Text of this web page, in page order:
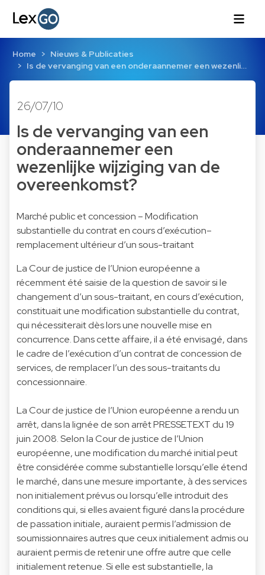
Home
Nieuws & Publicaties
Is de vervanging van een onderaannemer een wezenli…
26/07/10
Is de vervanging van een
onderaannemer een
wezenlijke wijziging van de
overeenkomst?
Marché public et concession – Modification
substantielle du contrat en cours d’exécution–
remplacement ultérieur d’un sous-traitant
La Cour de justice de l’Union européenne a
récemment été saisie de la question de savoir si le
changement d’un sous-traitant, en cours d’exécution,
constituait une modification substantielle du contrat,
qui nécessiterait dès lors une nouvelle mise en
concurrence. Dans cette affaire, il a été envisagé, dans
le cadre de l’exécution d’un contrat de concession de
services, de remplacer l’un des sous-traitants du
concessionnaire.
La Cour de justice de l’Union européenne a rendu un
arrêt, dans la lignée de son arrêt PRESSETEXT du 19
juin 2008. Selon la Cour de justice de l’Union
européenne, une modification du marché initial peut
être considérée comme substantielle lorsqu’elle étend
le marché, dans une mesure importante, à des services
non initialement prévus ou lorsqu’elle introduit des
conditions qui, si elles avaient figuré dans la procédure
de passation initiale, auraient permis l’admission de
soumissionnaires autres que ceux initialement admis ou
auraient permis de retenir une offre autre que celle
initialement retenue. Si elle est substantielle, la